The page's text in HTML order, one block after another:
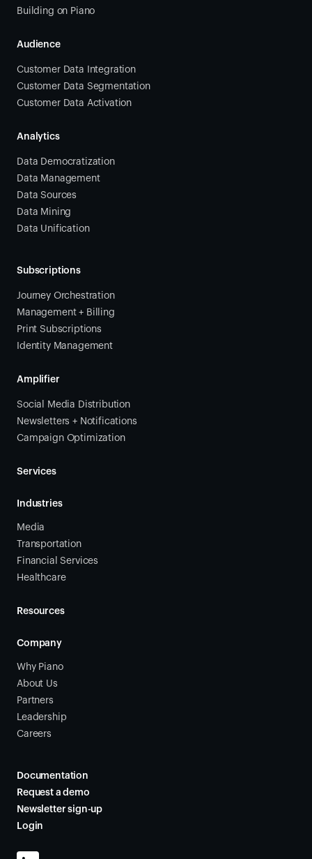
Building on Piano
Audience
Customer Data Integration
Customer Data Segmentation
Customer Data Activation
Analytics
Data Democratization
Data Management
Data Sources
Data Mining
Data Unification
Subscriptions
Journey Orchestration
Management + Billing
Print Subscriptions
Identity Management
Amplifier
Social Media Distribution
Newsletters + Notifications
Campaign Optimization
Services
Industries
Media
Transportation
Financial Services
Healthcare
Resources
Company
Why Piano
About Us
Partners
Leadership
Careers
Documentation
Request a demo
Newsletter sign-up
Login